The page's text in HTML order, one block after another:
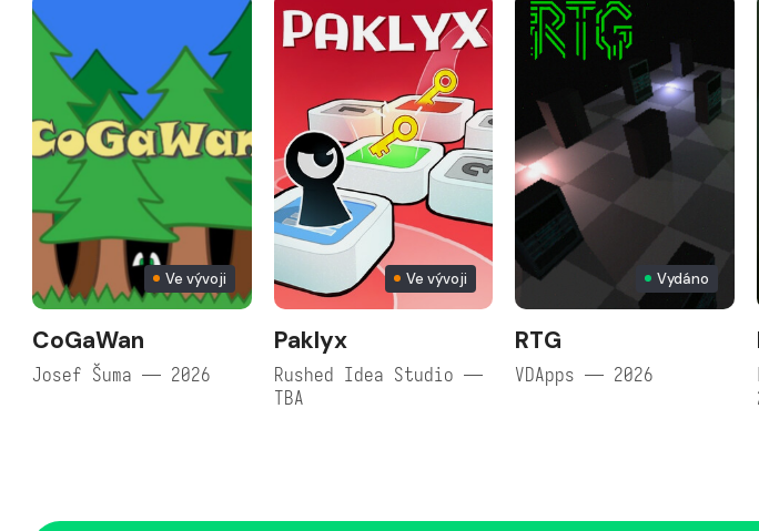
Ve vývoji
CoGaWan
Josef Šuma — 2026
Ve vývoji
Paklyx
Rushed Idea Studio —
TBA
Vydáno
RTG
VDApps — 2026